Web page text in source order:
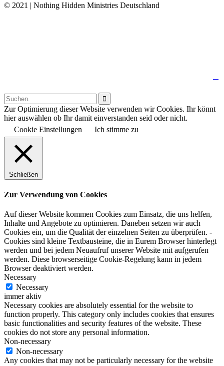
© 2021 | Nothing Hidden Ministries Deutschland

Zur Optimierung dieser Website verwenden wir Cookies. Ihr könnt
hier auswählen ob Ihr damit einverstanden seid oder nicht.
Cookie Einstellungen
Ich stimme zu
Schließen
Zur Verwendung von Cookies
Auf dieser Website kommen Cookies zum Einsatz, die uns helfen,
Inhalte und Angebote zu optimieren. Daneben setzen wir auch
Cookies ein, um die Qualität der einzelnen Seiten zu überprüfen. -
Cookies sind kleine Textbausteine, die in Eurem Browser hinterlegt
werden und bei jedem Neuaufruf unserer Website mit aufgerufen
werden. Diese browserseitige Cookie-Regelung kann in jedem
Browser deaktiviert werden.
Necessary
Necessary
immer aktiv
Necessary cookies are absolutely essential for the website to
function properly. This category only includes cookies that ensures
basic functionalities and security features of the website. These
cookies do not store any personal information.
Non-necessary
Non-necessary
Any cookies that may not be particularly necessary for the website